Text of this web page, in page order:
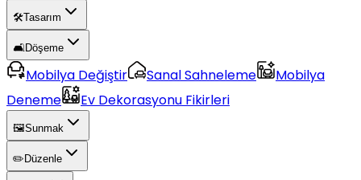
🛠️Tasarım
🛋️Döşeme
Mobilya Değiştir Sanal Sahneleme
Mobilya
Deneme
Ev Dekorasyonu Fikirleri
🖼️Sunmak
✏️ Düzenle